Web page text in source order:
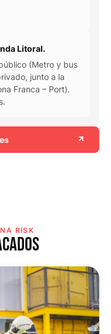
Litoral.
(Metro y bus
junto a la
Franca – Port).
RISK